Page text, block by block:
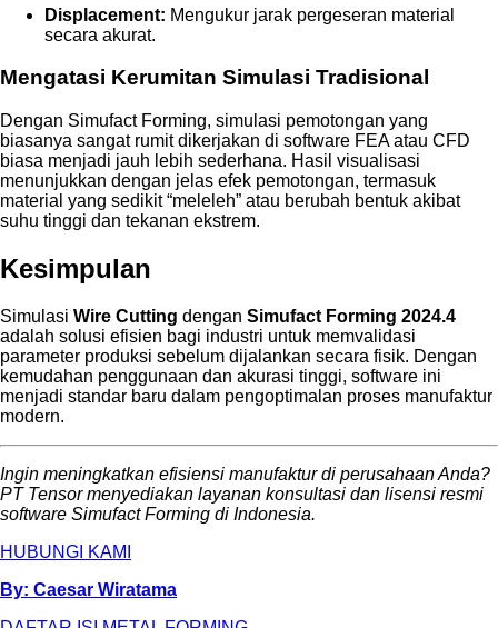
Displacement: Mengukur jarak pergeseran material
secara akurat.
Mengatasi Kerumitan Simulasi Tradisional
Dengan Simufact Forming, simulasi pemotongan yang
biasanya sangat rumit dikerjakan di software FEA atau CFD
biasa menjadi jauh lebih sederhana. Hasil visualisasi
menunjukkan dengan jelas efek pemotongan, termasuk
material yang sedikit “meleleh” atau berubah bentuk akibat
suhu tinggi dan tekanan ekstrem.
Kesimpulan
Simulasi Wire Cutting dengan Simufact Forming 2024.4
adalah solusi efisien bagi industri untuk memvalidasi
parameter produksi sebelum dijalankan secara fisik. Dengan
kemudahan penggunaan dan akurasi tinggi, software ini
menjadi standar baru dalam pengoptimalan proses manufaktur
modern.
Ingin meningkatkan efisiensi manufaktur di perusahaan Anda?
PT Tensor menyediakan layanan konsultasi dan lisensi resmi
software Simufact Forming di Indonesia.
HUBUNGI KAMI
By: Caesar Wiratama